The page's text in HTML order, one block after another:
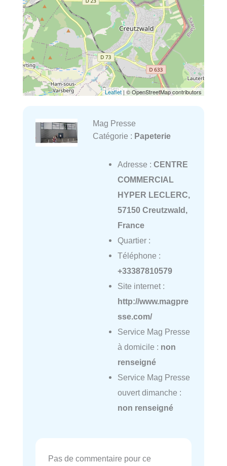
Leaflet | © OpenStreetMap contributors
Mag Presse
Catégorie : Papeterie
Adresse : CENTRE
COMMERCIAL
HYPER LECLERC,
57150 Creutzwald,
France
Quartier :
Téléphone :
+33387810579
Site internet :
http://www.magpre
sse.com/
Service Mag Presse
à domicile : non
renseigné
Service Mag Presse
ouvert dimanche :
non renseigné
Pas de commentaire pour ce